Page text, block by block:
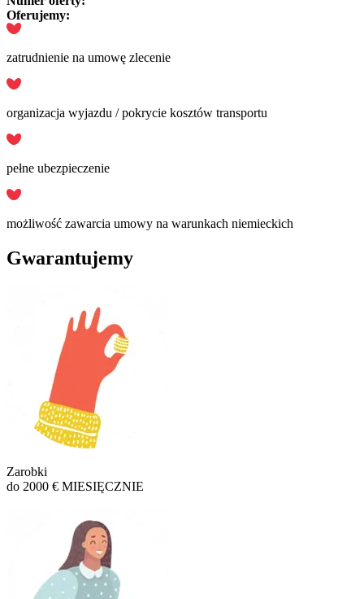
Oferujemy:
zatrudnienie na umowę zlecenie
organizacja wyjazdu / pokrycie kosztów transportu
pełne ubezpieczenie
możliwość zawarcia umowy na warunkach niemieckich
Gwarantujemy
Zarobki
do 2000 € MIESIĘCZNIE